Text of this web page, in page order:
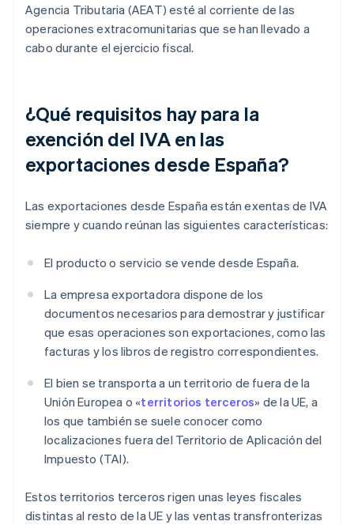
Agencia Tributaria (AEAT) esté al corriente de las
operaciones extracomunitarias que se han llevado a
cabo durante el ejercicio fiscal.
¿Qué requisitos hay para la
exención del IVA en las
exportaciones desde España?
Las exportaciones desde España están exentas de IVA
siempre y cuando reúnan las siguientes características:
El producto o servicio se vende desde España.
La empresa exportadora dispone de los
documentos necesarios para demostrar y justificar
que esas operaciones son exportaciones, como las
facturas y los libros de registro correspondientes.
El bien se transporta a un territorio de fuera de la
Unión Europea o «territorios terceros» de la UE, a
los que también se suele conocer como
localizaciones fuera del Territorio de Aplicación del
Impuesto (TAI).
Estos territorios terceros rigen unas leyes fiscales
distintas al resto de la UE y las ventas transfronterizas